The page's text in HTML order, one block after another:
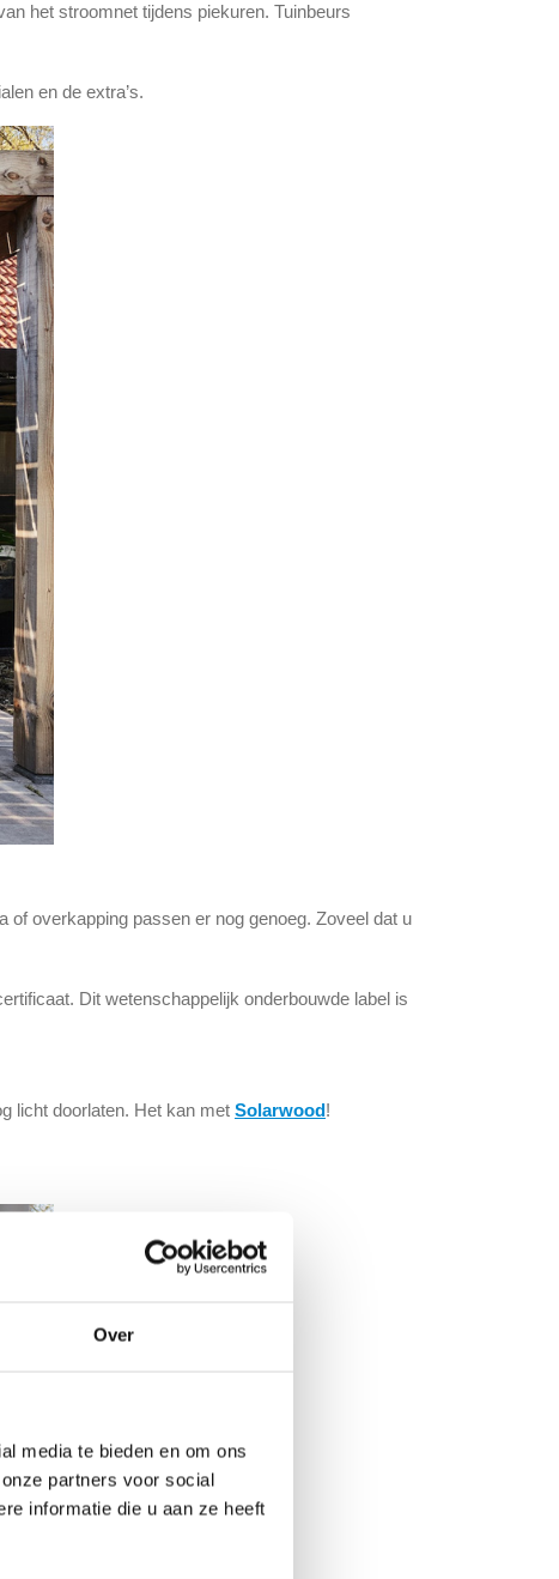
Over
media te bieden en om ons
partners voor social
informatie die u aan ze heeft
het stroomnet tijdens piekuren. Tuinbeurs
en de extra’s.
of overkapping passen er nog genoeg. Zoveel dat u
Dit wetenschappelijk onderbouwde label is
licht doorlaten. Het kan met Solarwood!